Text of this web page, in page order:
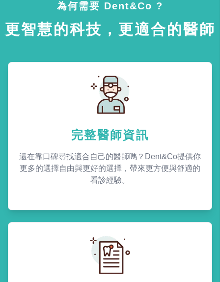
為何需要 Dent&Co ?
更智慧的科技，更適合的醫師
完整醫師資訊
還在靠口碑尋找適合自己的醫師嗎？Dent&Co提供你
更多的選擇自由與更好的選擇，帶來更方便與舒適的
看診經驗。